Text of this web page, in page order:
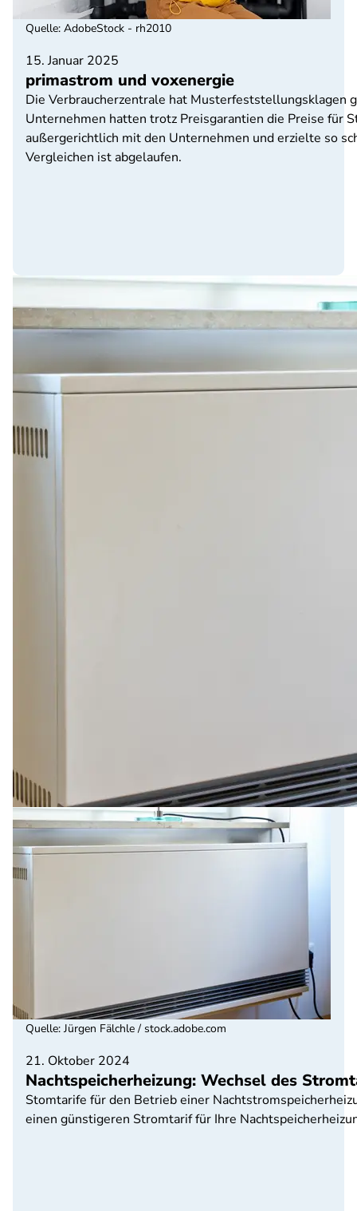
15. Januar 2025
primastrom und voxenergie
Die Verbraucherzentrale hat Musterfeststellungsklagen
Unternehmen hatten trotz Preisgarantien die Preise für
außergerichtlich mit den Unternehmen und erzielte so
Vergleichen ist abgelaufen.
Quelle: AdobeStock - rh2010
21. Oktober 2024
Nachtspeicherheizung: Wechsel des
Stomtarife für den Betrieb einer
einen günstigeren Stromtarif für Ihre
Quelle: Jürgen Fälchle / stock.adobe.com